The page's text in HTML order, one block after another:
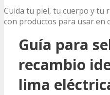
Cuida tu piel, tu cuerpo y tu
con productos para usar en
Guía para
recambio
lima